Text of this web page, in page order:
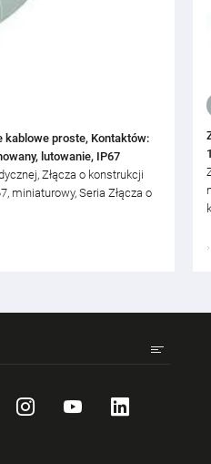
kablowe proste, Kontaktów:
lutowanie, IP67
Złącza o konstrukcji
miniaturowy, Seria Złącza o
Instagram
YouTubeLinkedIn